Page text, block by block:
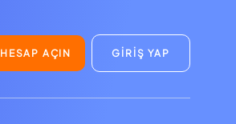
HESAP AÇIN GİRİŞ YAP